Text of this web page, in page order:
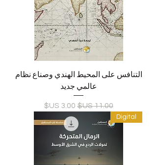
التنافس على المحيط الهندي وصناع نظام
عالمي جديد
سعر عادي‏11.00 US$ سعر البيع
Digital